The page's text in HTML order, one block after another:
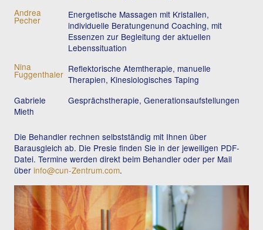
Andrea
Pecher
Energetische Massagen mit Kristallen,
individuelle Beratungenund Coaching, mit
Essenzen zur Begleitung der aktuellen
Lebenssituation
Nina
Fuggenthaler Reflektorische Atemtherapie, manuelle
Therapien, Kinesiologisches Taping
Gabriele
Mieth
Gesprächstherapie, Generationsaufstellungen
Die Behandler rechnen selbstständig mit Ihnen über
Barausgleich ab. Die Presie finden Sie in der jeweiligen PDF-
Datei. Termine werden direkt beim Behandler oder per Mail
über info@cun-Zentrum.com.